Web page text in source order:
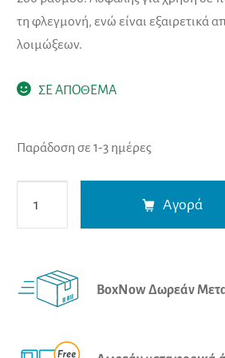
τη φλεγμονή, ενώ είναι εξαιρετικά
λοιμώξεων.
ΣΕ ΑΠΟΘΕΜΑ
Παράδοση σε 1-3 ημέρες
Γάζα
20x20cm
ποσότητα
Αγορά
BoxNow Δωρεάν